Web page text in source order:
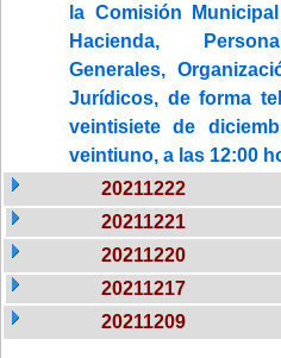
la Comisión
Hacienda,
Generales,
Jurídicos, de forma
veintisiete de
veintiuno, a las 12:00
20211222
20211221
20211220
20211217
20211209